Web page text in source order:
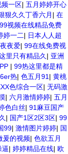
频一区| 五月婷婷开心
狠久久丁香六月 | 在
99视频在线精品免费
婷一二| 日本人人超
夜爱| 99在线免费视
里只有精品久 | 亚洲
| 99热这里都是精
热| 色五月91 | 黄桃
色综合一区| 无码激
| 六月激情婷婷| 五月
色白丝| 91麻豆国产
| 国产1区2区3区| 99
99| 激情图片婷婷| 国
爰的视频| 色欲五月
逼| 婷婷精品在线| 欧